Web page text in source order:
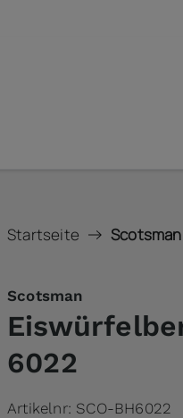
Startseite
Scotsman
6022
Artikelnr: SCO-BH6022